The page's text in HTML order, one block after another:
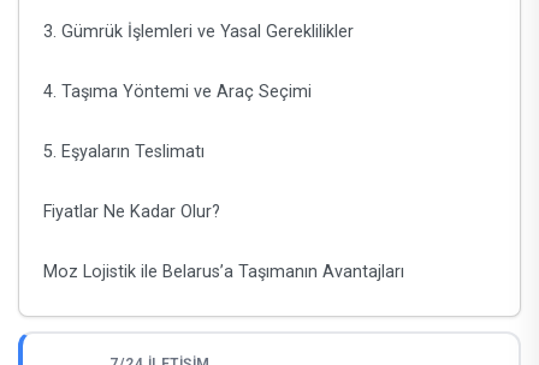
3. Gümrük İşlemleri ve Yasal Gereklilikler
4. Taşıma Yöntemi ve Araç Seçimi
5. Eşyaların Teslimatı
Fiyatlar Ne Kadar Olur?
Moz Lojistik ile Belarus’a Taşımanın Avantajları
Belarus Hakkında Kısa Bilgi